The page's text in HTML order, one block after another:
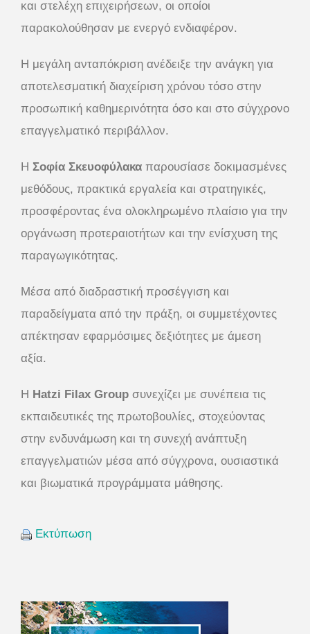
και στελέχη επιχειρήσεων, οι οποίοι
παρακολούθησαν με ενεργό ενδιαφέρον.
Η μεγάλη ανταπόκριση ανέδειξε την ανάγκη για
αποτελεσματική διαχείριση χρόνου τόσο στην
προσωπική καθημερινότητα όσο και στο σύγχρονο
επαγγελματικό περιβάλλον.
Η Σοφία Σκευοφύλακα παρουσίασε δοκιμασμένες
μεθόδους, πρακτικά εργαλεία και στρατηγικές,
προσφέροντας ένα ολοκληρωμένο πλαίσιο για την
οργάνωση προτεραιοτήτων και την ενίσχυση της
παραγωγικότητας.
Μέσα από διαδραστική προσέγγιση και
παραδείγματα από την πράξη, οι συμμετέχοντες
απέκτησαν εφαρμόσιμες δεξιότητες με άμεση
αξία.
Η Hatzi Filax Group συνεχίζει με συνέπεια τις
εκπαιδευτικές της πρωτοβουλίες, στοχεύοντας
στην ενδυνάμωση και τη συνεχή ανάπτυξη
επαγγελματιών μέσα από σύγχρονα, ουσιαστικά
και βιωματικά προγράμματα μάθησης.
Εκτύπωση